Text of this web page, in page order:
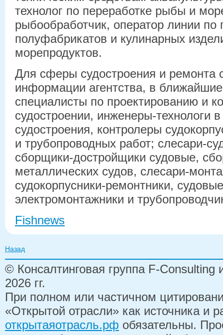
технолог по переработке рыбы и
рыбообработчик, оператор линии по
полуфабрикатов и кулинарных
морепродуктов.
Для сферы судостроения и ремонта
информации агентства, в
специалисты по проектированию и
судостроении, инженеры-технологи
судостроения, контролеры
и трубопроводных работ; слесари-
сборщики-достройщики судовые,
металлических судов, слесари-
судокорпусники-ремонтники,
электромонтажники и
Fishnews
Назад
© Консалтинговая группа F-
2026 гг.
При полном или частичном
«Открытой отрасли» как источника и
открытаяотрасль.рф обязательны.